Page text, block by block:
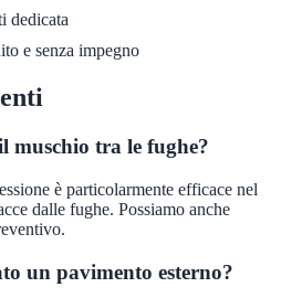
dedicata
e senza impegno
muschio tra le fughe?
è particolarmente efficace nel
dalle fughe. Possiamo anche
un pavimento esterno?